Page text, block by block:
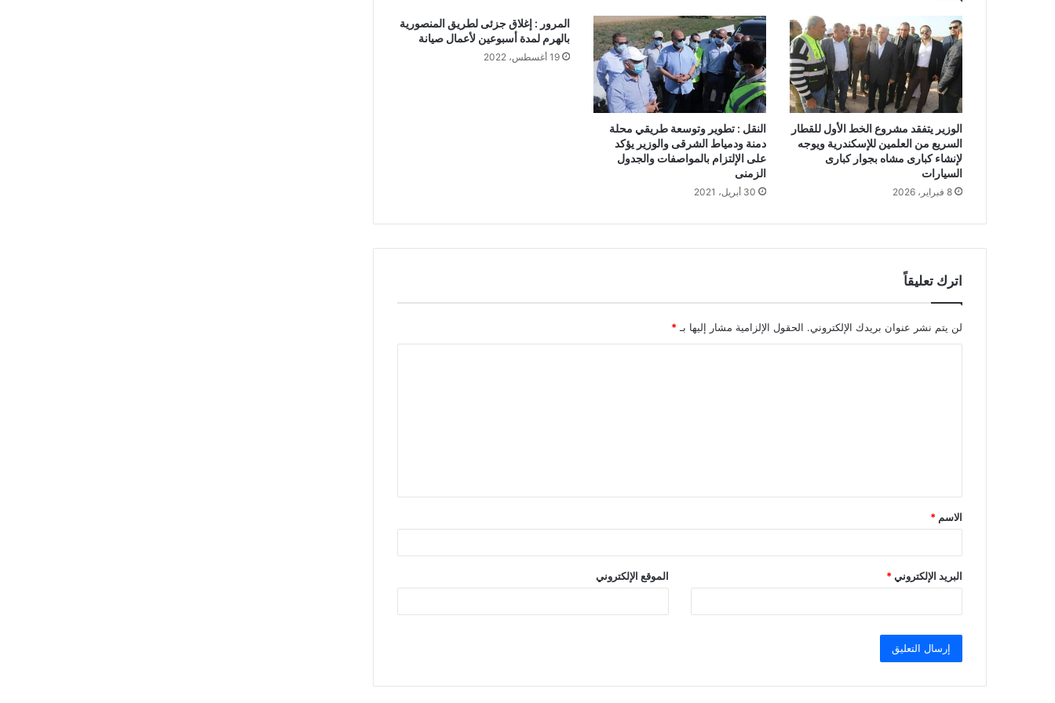
الوزير يتفقد مشروع الخط الأول للقطار
السريع من العلمين للإسكندرية ويوجه
لإنشاء كبارى مشاه بجوار كبارى
السيارات
8 فبراير، 2026
النقل : تطوير وتوسعة طريقي محلة
دمنة ودمياط الشرقى والوزير يؤكد
على الإلتزام بالمواصفات والجدول
الزمنى
30 أبريل، 2021
المرور : إغلاق جزئى لطريق المنصورية
بالهرم لمدة أسبوعين لأعمال صيانة
19 أغسطس، 2022
اترك تعليقاً
لن يتم نشر عنوان بريدك الإلكتروني. الحقول الإلزامية مشار إليها بـ *
ق
*
الاسم *
البريد الإلكتروني* الموقع الإلكتروني